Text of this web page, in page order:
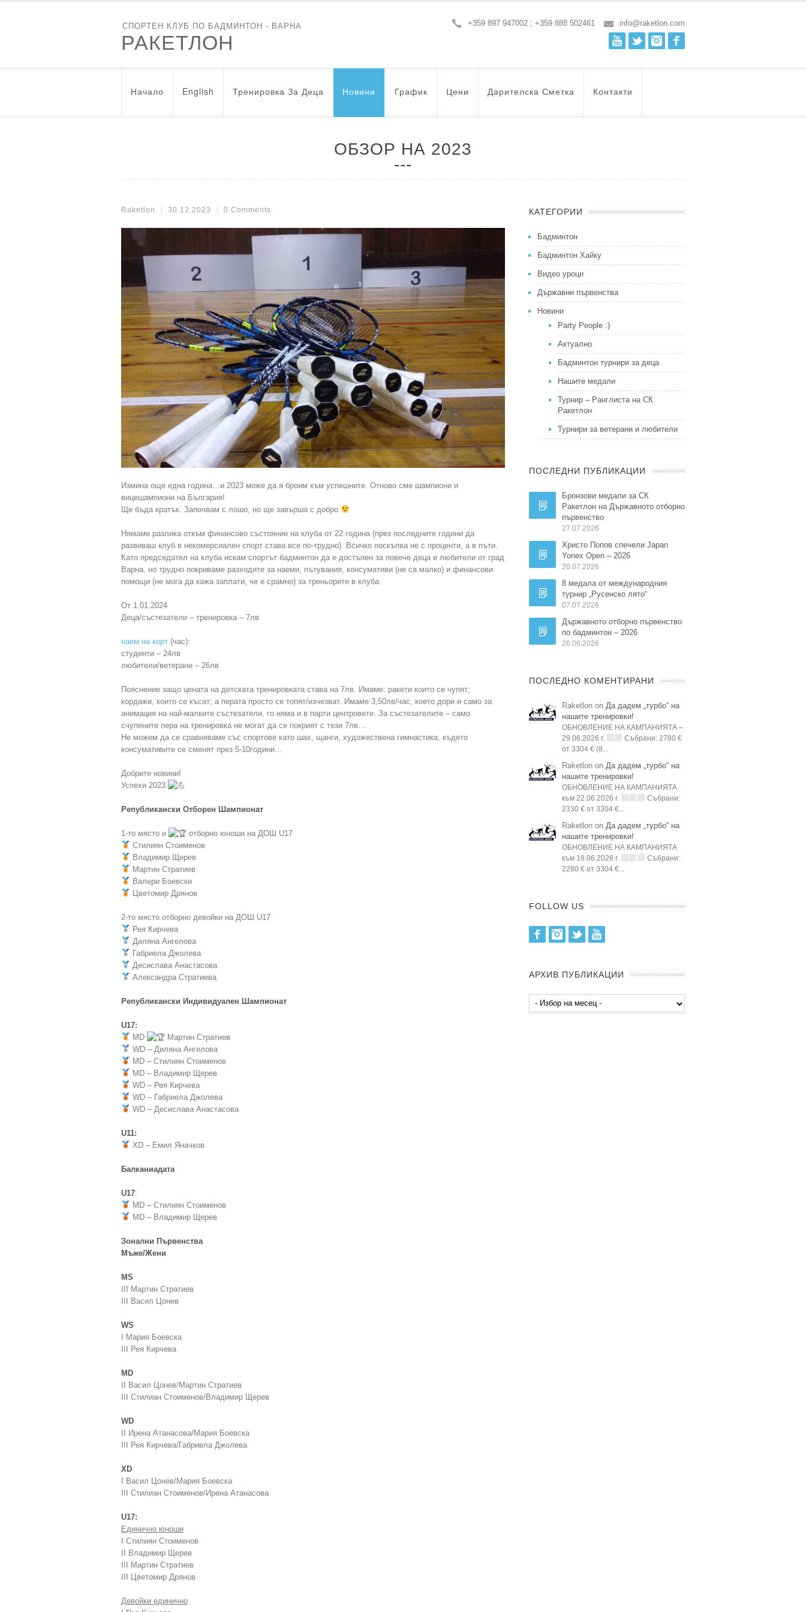
СПОРТЕН КЛУБ ПО БАДМИНТОН - ВАРНА
РАКЕТЛОН
+359 897 947002 ; +359 888 502461
info@raketlon.com
Instagram
Twitter
Youtube
Начало English Тренировка За Деца Новини График Цени Дарителска Сметка Контакти
ОБЗОР НА 2023
Raketlon 30.12.2023 0 Comments
Измина още една година…и 2023 може да я броим към успешните. Отново сме шампиони и
вицешампиони на България!
Ще бъда кратък. Започвам с лошо, но ще завърша с добро
Нямаме разлика откъм финансово състояние на клуба от 22 година (през последните години да
развиваш клуб в некомерсиален спорт става все по-трудно). Всичко поскъпва не с проценти, а в пъти.
Като председател на клуба искам спортът бадминтон да е достъпен за повече деца и любители от град
Варна, но трудно покриваме разходите за наеми, пътувания, консумативи (не са малко) и финансови
помощи (не мога да кажа заплати, че е срамно) за треньорите в клуба.
От 1.01.2024
Деца/състезатели – тренировка – 7лв
наем на корт (час):
студенти – 24лв
любители/ветерани – 26лв
Пояснение защо цената на детската тренировката става на 7лв. Имаме: ракети които се чупят;
кордажи, които се късат; а перата просто се топят/изчезват. Имаме 3,50лв/час, което дори и само за
анимация на най-малките състезатели, го няма и в парти центровете. За състезателите – само
счупените пера на тренировка не могат да се покрият с тези 7лв…
Не можем да се сравняваме със спортове като шах, щанги, художествена гимнастика, където
консумативите се сменят през 5-10години…
Добрите новини!
Успехи 2023
Републикански Отборен Шампионат
1-то място и
отборно юноши на ДОШ U17
Стилиян Стоименов
Владимир Щерев
Мартин Стратиев
Валери Боевски
Цветомир Дрянов
2-то място отборно девойки на ДОШ U17
Рея Кирчева
Диляна Ангелова
Габриела Джолева
Десислава Анастасова
Александра Стратиевa
Републикански Индивидуален Шампионат
U17:
MD
Мартин Стратиев
WD – Диляна Ангелова
MD – Стилиян Стоименов
MD – Владимир Щерев
WD – Рея Кирчева
WD – Габриела Джолева
WD – Десислава Анастасова
U11:
XD – Емил Яначков
Балканиадата
U17:
MD – Стилиян Стоименов
MD – Владимир Щерев
Зонални Първенства
Мъже/Жени
MS
III Мартин Стратиев
III Васил Цонев
WS
I Мария Боевска
III Рея Кирчева
MD
II Васил Цонев/Мартин Стратиев
III Стилиан Стоименов/Владимир Щерев
WD
II Ирена Атанасова/Мария Боевска
III Рея Кирчева/Габриела Джолева
XD
I Васил Цонев/Мария Боевска
III Стилиан Стоименов/Ирена Атанасова
U17:
Единично юноши
I Стилиян Стоименов
II Владимир Щерев
III Мартин Стратиев
III Цветомир Дрянов
Девойки единично
КАТЕГОРИИ
Бадминтон
Бадминтон Хайку
Видео уроци
Държавни първенства
Новини
Party People :)
Актуално
Бадминтон турнири за деца
Нашите медали
Турнир – Ранглиста на СК
Ракетлон
Турнири за ветерани и любители
ПОСЛЕДНИ ПУБЛИКАЦИИ
Бронзови медали за СК
Ракетлон на Държавното отборно
първенство
27.07.2026
Христо Попов спечели Japan
Yonex Open – 2026
20.07.2026
8 медала от международния
турнир „Русенско лято“
07.07.2026
Държавното отборно първенство
по бадминтон – 2026
26.06.2026
ПОСЛЕДНО КОМЕНТИРАНИ
Raketlon on Да дадем „турбо“ на
нашите тренировки!
ОБНОВЛЕНИЕ НА КАМПАНИЯТА –
29.06.2026 г.
Събрани: 2780 €
от 3304 € (8...
Raketlon on Да дадем „турбо“ на
нашите тренировки!
ОБНОВЛЕНИЕ НА КАМПАНИЯТА
към 22.06.2026 г.
Събрани:
2330 € от 3304 €...
Raketlon on Да дадем „турбо“ на
нашите тренировки!
ОБНОВЛЕНИЕ НА КАМПАНИЯТА
към 18.06.2026 г.
Събрани:
2280 € от 3304 €...
FOLLOW US
FacebookInstagram
Twitter
АРХИВ ПУБЛИКАЦИИ
Архив
публикации